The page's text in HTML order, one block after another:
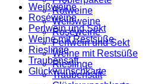
Rotweine
Weißweine
Roséweine
Perlwein und Sekt
Weine mit Restsüße
Rieslinge
Traubensaft
Weißweine
Roséweine
Perlwein und Sekt
Weine mit Restsüße
Rieslinge
Traubensaft
Glückwunschkarte